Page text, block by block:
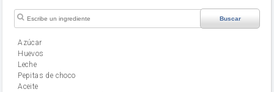
Buscar
Azúcar
huevos
leche
Pepitas de choco
aceite